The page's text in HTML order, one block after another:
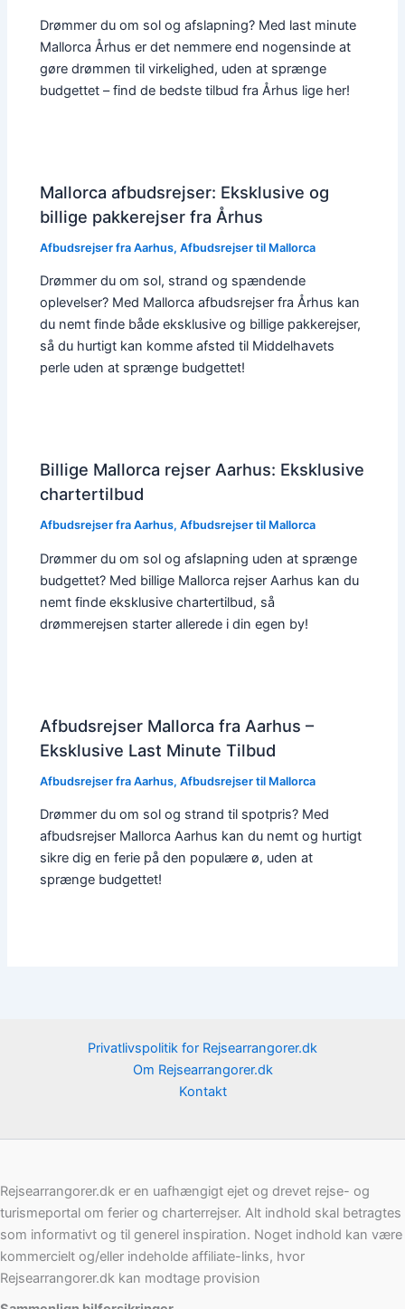
Drømmer du om sol og afslapning? Med last minute
Mallorca Århus er det nemmere end nogensinde at
gøre drømmen til virkelighed, uden at sprænge
budgettet – find de bedste tilbud fra Århus lige her!
Mallorca afbudsrejser: Eksklusive og
billige pakkerejser fra Århus
Afbudsrejser fra Aarhus,Afbudsrejser til Mallorca
Drømmer du om sol, strand og spændende
oplevelser? Med Mallorca afbudsrejser fra Århus kan
du nemt finde både eksklusive og billige pakkerejser,
så du hurtigt kan komme afsted til Middelhavets
perle uden at sprænge budgettet!
Billige Mallorca rejser Aarhus: Eksklusive
chartertilbud
Afbudsrejser fra Aarhus,Afbudsrejser til Mallorca
Drømmer du om sol og afslapning uden at sprænge
budgettet? Med billige Mallorca rejser Aarhus kan du
nemt finde eksklusive chartertilbud, så
drømmerejsen starter allerede i din egen by!
Afbudsrejser Mallorca fra Aarhus –
Eksklusive Last Minute Tilbud
Afbudsrejser fra Aarhus,Afbudsrejser til Mallorca
Drømmer du om sol og strand til spotpris? Med
afbudsrejser Mallorca Aarhus kan du nemt og hurtigt
sikre dig en ferie på den populære ø, uden at
sprænge budgettet!
Privatlivspolitik for Rejsearrangorer.dk
Om Rejsearrangorer.dk
Kontakt
Rejsearrangorer.dk er en uafhængigt ejet og drevet rejse- og
turismeportal om ferier og charterrejser. Alt indhold skal betragtes
som informativt og til generel inspiration. Noget indhold kan være
kommercielt og/eller indeholde affiliate-links, hvor
Rejsearrangorer.dk kan modtage provision